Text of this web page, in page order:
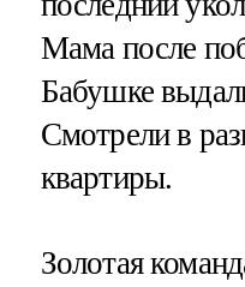
Мама после
Бабушке
Смотрели в
квартиры.
Золотая